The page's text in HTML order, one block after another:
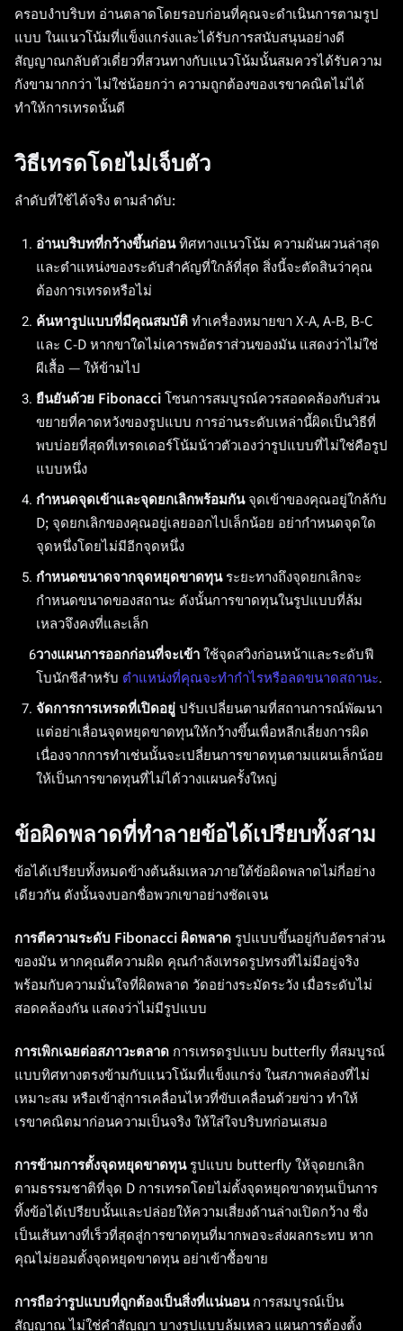
ครอบงำบริบท อ่านตลาดโดยรอบก่อนที่คุณจะดำเนินการตามรูป
แบบ ในแนวโน้มที่แข็งแกร่งและได้รับการสนับสนุนอย่างดี
สัญญาณกลับตัวเดี่ยวที่สวนทางกับแนวโน้มนั้นสมควรได้รับความ
กังขามากกว่า ไม่ใช่น้อยกว่า ความถูกต้องของเรขาคณิตไม่ได้
ทำให้การเทรดนั้นดี
วิธีเทรดโดยไม่เจ็บตัว
ลำดับที่ใช้ได้จริง ตามลำดับ:
อ่านบริบทที่กว้างขึ้นก่อนทิศทางแนวโน้ม ความผันผวนล่าสุด
และตำแหน่งของระดับสำคัญที่ใกล้ที่สุด สิ่งนี้จะตัดสินว่าคุณ
ต้องการเทรดหรือไม่
ค้นหารูปแบบที่มีคุณสมบัติ ทำเครื่องหมายขา X-A, A-B, B-C
และ C-D หากขาใดไม่เคารพอัตราส่วนของมัน แสดงว่าไม่ใช่
ผีเสื้อ — ให้ข้ามไป
ยืนยันด้วย Fibonacci โซนการสมบูรณ์ควรสอดคล้องกับส่วน
ขยายที่คาดหวังของรูปแบบ การอ่านระดับเหล่านี้ผิดเป็นวิธีที่
พบบ่อยที่สุดที่เทรดเดอร์โน้มน้าวตัวเองว่ารูปแบบที่ไม่ใช่คือรูป
แบบหนึ่ง
กำหนดจุดเข้าและจุดยกเลิกพร้อมกันจุดเข้าของคุณอยู่ใกล้กับ
D; จุดยกเลิกของคุณอยู่เลยออกไปเล็กน้อย อย่ากำหนดจุดใด
จุดหนึ่งโดยไม่มีอีกจุดหนึ่ง
กำหนดขนาดจากจุดหยุดขาดทุนระยะทางถึงจุดยกเลิกจะ
กำหนดขนาดของสถานะ ดังนั้นการขาดทุนในรูปแบบที่ล้ม
เหลวจึงคงที่และเล็ก
วางแผนการออกก่อนที่จะเข้า ใช้จุดสวิงก่อนหน้าและระดับฟี
โบนักชีสำหรับ ตำแหน่งที่คุณจะทำกำไรหรือลดขนาดสถานะ.
จัดการการเทรดที่เปิดอยู่ ปรับเปลี่ยนตามที่สถานการณ์พัฒนา
แต่อย่าเลื่อนจุดหยุดขาดทุนให้กว้างขึ้นเพื่อหลีกเลี่ยงการผิด
เนื่องจากการทำเช่นนั้นจะเปลี่ยนการขาดทุนตามแผนเล็กน้อย
ให้เป็นการขาดทุนที่ไม่ได้วางแผนครั้งใหญ่
ข้อผิดพลาดที่ทำลายข้อได้เปรียบทั้งสาม
ข้อได้เปรียบทั้งหมดข้างต้นล้มเหลวภายใต้ข้อผิดพลาดไม่กี่อย่าง
เดียวกัน ดังนั้นจงบอกชื่อพวกเขาอย่างชัดเจน
การตีความระดับ Fibonacci ผิดพลาด รูปแบบขึ้นอยู่กับอัตราส่วน
ของมัน หากคุณตีความผิด คุณกำลังเทรดรูปทรงที่ไม่มีอยู่จริง
พร้อมกับความมั่นใจที่ผิดพลาด วัดอย่างระมัดระวัง เมื่อระดับไม่
สอดคล้องกัน แสดงว่าไม่มีรูปแบบ
การเพิกเฉยต่อสภาวะตลาด การเทรดรูปแบบ butterfly ที่สมบูรณ์
แบบทิศทางตรงข้ามกับแนวโน้มที่แข็งแกร่ง ในสภาพคล่องที่ไม่
เหมาะสม หรือเข้าสู่การเคลื่อนไหวที่ขับเคลื่อนด้วยข่าว ทำให้
เรขาคณิตมาก่อนความเป็นจริง ให้ใส่ใจบริบทก่อนเสมอ
การข้ามการตั้งจุดหยุดขาดทุนรูปแบบ butterfly ให้จุดยกเลิก
ตามธรรมชาติที่จุด D การเทรดโดยไม่ตั้งจุดหยุดขาดทุนเป็นการ
ทิ้งข้อได้เปรียบนั้นและปล่อยให้ความเสี่ยงด้านล่างเปิดกว้าง ซึ่ง
เป็นเส้นทางที่เร็วที่สุดสู่การขาดทุนที่มากพอจะส่งผลกระทบ หาก
คุณไม่ยอมตั้งจุดหยุดขาดทุน อย่าเข้าซื้อขาย
การถือว่ารูปแบบที่ถูกต้องเป็นสิ่งที่แน่นอนการสมบูรณ์เป็น
สัญญาณ ไม่ใช่คำสัญญา บางรูปแบบล้มเหลว แผนการต้องตั้ง